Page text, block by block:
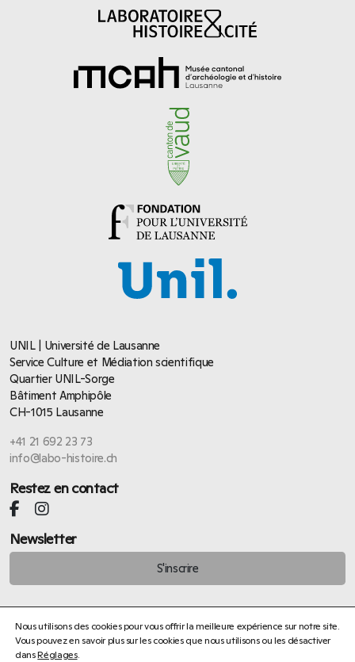
UNIL | Université de Lausanne
Service Culture et Médiation scientifique
Quartier UNIL-Sorge
Bâtiment Amphipôle
CH-1015 Lausanne
+41 21 692 23 73
info@labo-histoire.ch
Restez en contact
Newsletter
S'inscrire
Nous utilisons des cookies pour vous offrir la meilleure expérience sur notre site.
Vous pouvez en savoir plus sur les cookies que nous utilisons ou les désactiver
dansRéglages.